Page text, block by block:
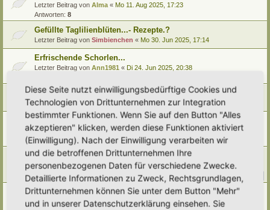
Letzter Beitrag von Alma « Mo 11. Aug 2025, 17:23
Antworten: 8
Gefüllte Taglilienblüten...- Rezepte.?
Letzter Beitrag von Simbienchen « Mo 30. Jun 2025, 17:14
Erfrischende Schorlen...
Letzter Beitrag von Ann1981 « Di 24. Jun 2025, 20:38
Smoothie mit Zugaben aus dem eigenen Garten
Letzter Beitrag vonSimbienchen«Di 17. Jun 2025, 11:25
Ravioli
Letzter Beitrag vonSimbienchen« Fr 9. Mai 2025, 20:10
Antworten:1
Kochen mit Wildkräutern
Letzter Beitrag vonAnn1981«Mi 23. Apr 2025, 19:58
Antworten: 14
Tee
Letzter Beitrag vonSomnia« So 20. Apr 2025, 09:21
Diese Seite nutzt einwilligungsbedürftige Cookies und
Technologien von Drittunternehmen zur Integration
bestimmter Funktionen. Wenn Sie auf den Button "Alles
akzeptieren" klicken, werden diese Funktionen aktiviert
(Einwilligung). Nach der Einwilligung verarbeiten wir
und die betroffenen Drittunternehmen Ihre
personenbezogenen Daten für verschiedene Zwecke.
Detaillierte Informationen zu Zweck, Rechtsgrundlagen,
Drittunternehmen können Sie unter dem Button "Mehr"
und in unserer Datenschutzerklärung einsehen. Sie